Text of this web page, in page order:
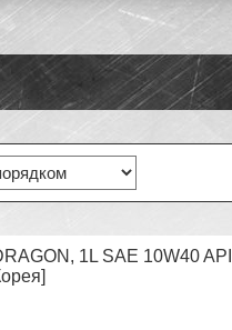
1L SAE 10W40